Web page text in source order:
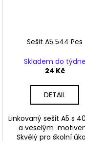
Sešit A5 544 Pes
Skladem do týdne
24 Kč
DETAIL
Linkovaný sešit A5 s
a veselým
Skvělý pro školní